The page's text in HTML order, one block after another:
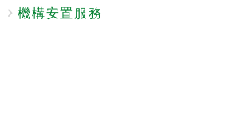
機構安置服務